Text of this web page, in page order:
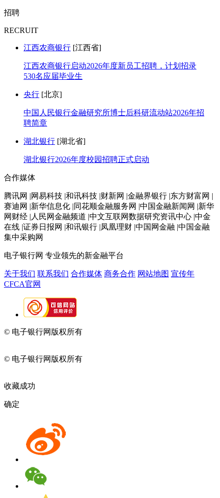
招聘
RECRUIT
江西农商银行 [江西省]
江西农商银行启动2026年度新员工招聘，计划招录
530名应届毕业生
央行 [北京]
中国人民银行金融研究所博士后科研流动站2026年招
聘简章
湖北银行 [湖北省]
湖北银行2026年度校园招聘正式启动
合作媒体
腾讯网 |网易科技 |和讯科技 |财新网 |金融界银行 |东方财富网 |
赛迪网 |新华信息化 |同花顺金融服务网 |中国金融新闻网 |新华
网财经 |人民网金融频道 |中文互联网数据研究资讯中心 |中金
在线 |证券日报网 |和讯银行 |凤凰理财 |中国网金融 |中国金融
集中采购网
电子银行网 专业领先的新金融平台
关于我们 联系我们 合作媒体 商务合作 网站地图 宣传年
CFCA官网
© 电子银行网版权所有
© 电子银行网版权所有
收藏成功
确定